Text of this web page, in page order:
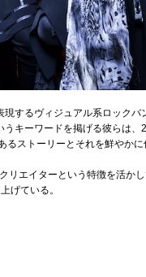
するヴィジュアル系ロックバ
うキーワードを掲げる彼らは
るストーリーとそれを鮮やか
リエイターという特徴を活か
げている。